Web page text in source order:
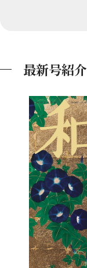
最新号紹介